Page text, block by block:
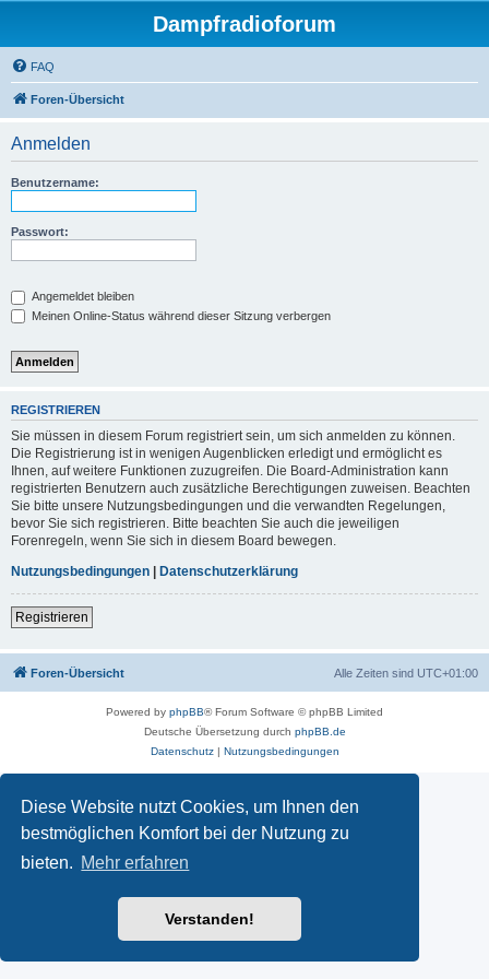
Diese Website nutzt Cookies, um Ihnen den
bestmöglichen Komfort bei der Nutzung zu
bieten. Mehr erfahren
Verstanden!
Dampfradioforum
FAQ
Foren-Übersicht
Anmelden
Benutzername:
Passwort:
Angemeldet bleiben
Meinen Online-Status während dieser Sitzung verbergen
REGISTRIEREN
Sie müssen in diesem Forum registriert sein, um sich anmelden zu können.
Die Registrierung ist in wenigen Augenblicken erledigt und ermöglicht es
Ihnen, auf weitere Funktionen zuzugreifen. Die Board-Administration kann
registrierten Benutzern auch zusätzliche Berechtigungen zuweisen. Beachten
Sie bitte unsere Nutzungsbedingungen und die verwandten Regelungen,
bevor Sie sich registrieren. Bitte beachten Sie auch die jeweiligen
Forenregeln, wenn Sie sich in diesem Board bewegen.
Nutzungsbedingungen | Datenschutzerklärung
Registrieren
Foren-Übersicht Alle Zeiten sind UTC+01:00
Powered by phpBB® Forum Software © phpBB Limited
Deutsche Übersetzung durch phpBB.de
Datenschutz| Nutzungsbedingungen